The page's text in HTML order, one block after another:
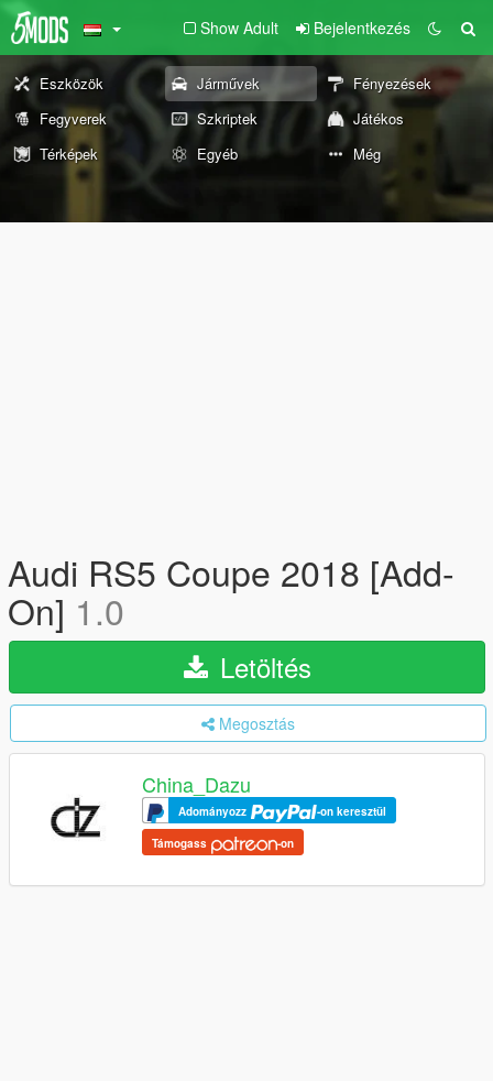
Show Adult Bejelentkezés
Eszközök Járművek
Fényezések
Fegyverek
Szkriptek
Játékos
Térképek
Egyéb Még
Audi RS5 Coupe 2018 [Add-
On] 1.0
Letöltés
Megosztás
China_Dazu
Adományozz -on keresztül
Támogass -on